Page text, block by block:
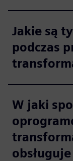
Jakie są
podczas
W jaki